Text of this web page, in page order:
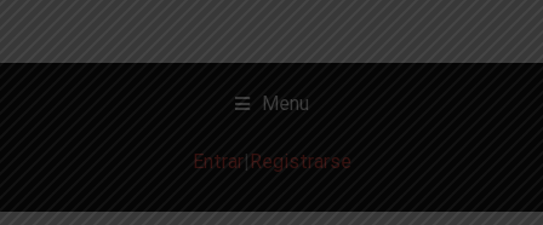
Menu
Entrar| Registrarse